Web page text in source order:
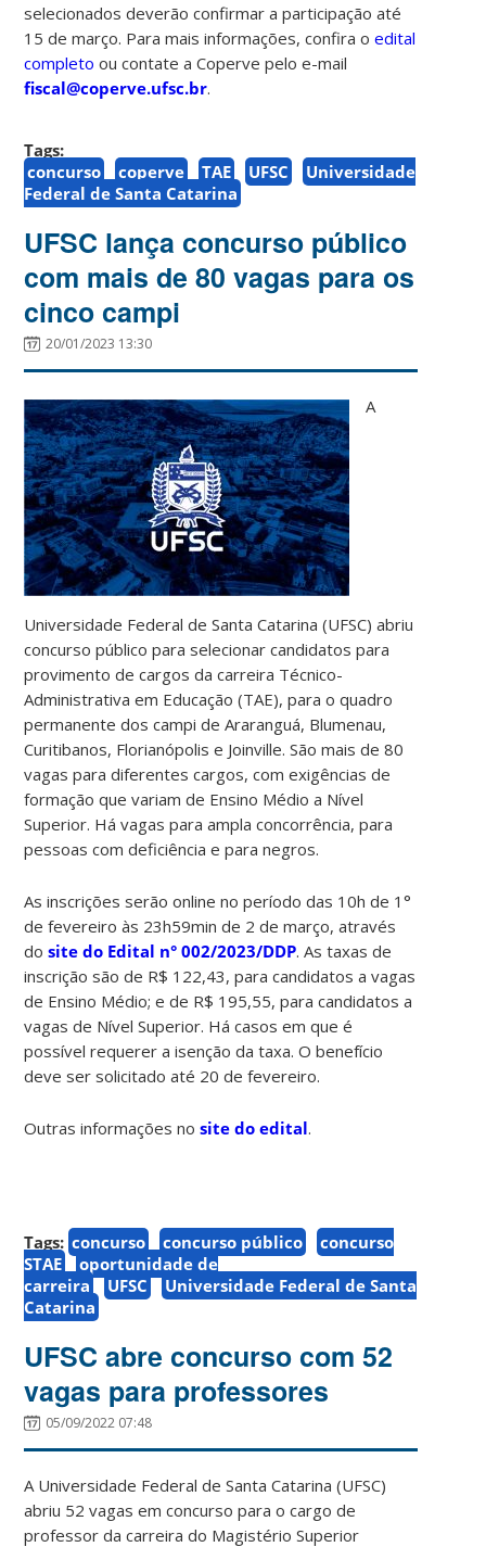
selecionados deverão confirmar a participação até
15 de março. Para mais informações, confira oedital
completo ou contate a Coperve pelo e-mail
fiscal@coperve.ufsc.br.
Tags:
concurso
coperve TAE UFSC
Universidade
Federal de Santa Catarina
UFSC lança concurso público
com mais de 80 vagas para os
cinco campi
20/01/2023 13:30
A
Universidade Federal de Santa Catarina (UFSC) abriu
concurso público para selecionar candidatos para
provimento de cargos da carreira Técnico-
Administrativa em Educação (TAE), para o quadro
permanente dos campi de Araranguá, Blumenau,
Curitibanos, Florianópolis e Joinville. São mais de 80
vagas para diferentes cargos, com exigências de
formação que variam de Ensino Médio a Nível
Superior. Há vagas para ampla concorrência, para
pessoas com deficiência e para negros.
As inscrições serão online no período das 10h de 1°
de fevereiro às 23h59min de 2 de março, através
dosite do Edital n° 002/2023/DDP. As taxas de
inscrição são de R$ 122,43, para candidatos a vagas
de Ensino Médio; e de R$ 195,55, para candidatos a
vagas de Nível Superior. Há casos em que é
possível requerer a isenção da taxa. O benefício
deve ser solicitado até 20 de fevereiro.
Outras informações nosite do edital.
Tags: concurso concurso público
concurso
STAE
oportunidade de
carreira
UFSC
Universidade Federal de Santa
Catarina
UFSC abre concurso com 52
vagas para professores
05/09/2022 07:48
A Universidade Federal de Santa Catarina (UFSC)
abriu 52 vagas em concurso para o cargo de
professor da carreira do Magistério Superior